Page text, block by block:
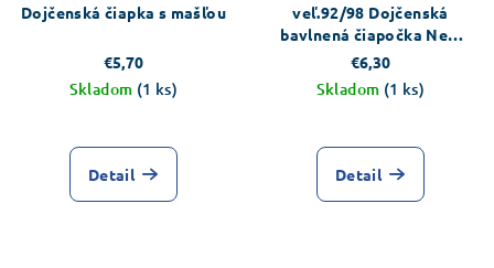
Dojčenská čiapka s mašľou
€5,70
Skladom (1 ks)
Detail
veľ.92/98 Dojčenská
bavlnená čiapočka New
Baby Luxury clothing
ružová
€6,30
Skladom (1 ks)
Detail